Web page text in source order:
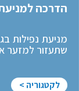
הדרכה
מניעת נפילות
שתעזור למזער
לקטגוריה >